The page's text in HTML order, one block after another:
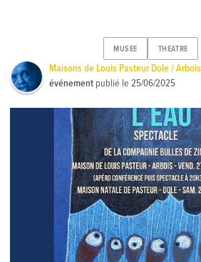
MUSEE THEATRE
Maisons de Louis Pasteur Dole / Arbois
événement publié le25/06/2025